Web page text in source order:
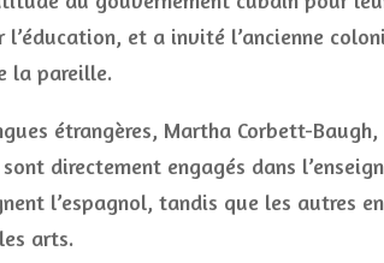
et a invité l’ancienne
la pareille.
étrangères, Martha Corbett-
directement engagés dans
l’espagnol, tandis que les autres
arts.